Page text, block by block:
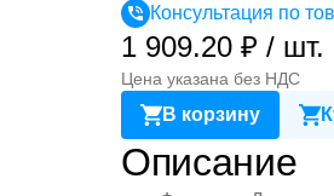
Консультация по
1 909.20 ₽ / шт.
Цена указана без НДС
В корзину
Описание